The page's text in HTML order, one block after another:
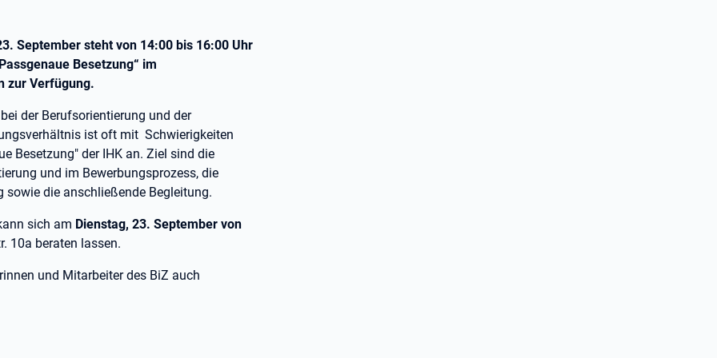
September steht von 14:00 bis 16:00 Uhr
Besetzung“ im
zur Verfügung.
der Berufsorientierung und der
ist oft mit Schwierigkeiten
Besetzung" der IHK an. Ziel sind die
und im Bewerbungsprozess, die
die anschließende Begleitung.
sich am Dienstag, 23. September von
10a beraten lassen.
und Mitarbeiter des BiZ auch